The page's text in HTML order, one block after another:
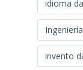
idioma
invento